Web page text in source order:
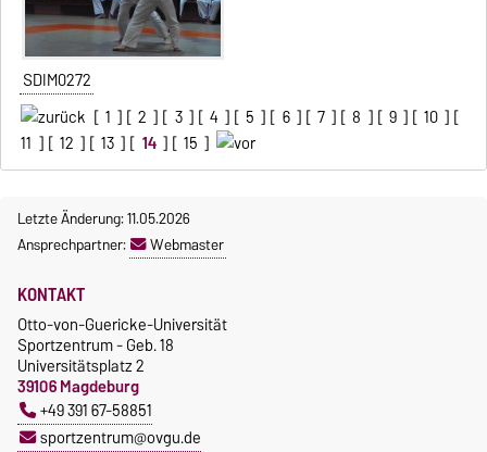
SDIM0272
[ 1 ] [ 2 ] [ 3 ] [ 4 ] [ 5 ] [ 6 ] [ 7 ] [ 8 ] [ 9 ] [ 10 ] [
11 ] [ 12 ] [ 13 ] [ 14 ] [ 15 ]
Letzte Änderung: 11.05.2026
Ansprechpartner:
Webmaster
KONTAKT
Otto-von-Guericke-Universität
Sportzentrum - Geb. 18
Universitätsplatz 2
39106 Magdeburg
+49 391 67-58851
sportzentrum@ovgu.de